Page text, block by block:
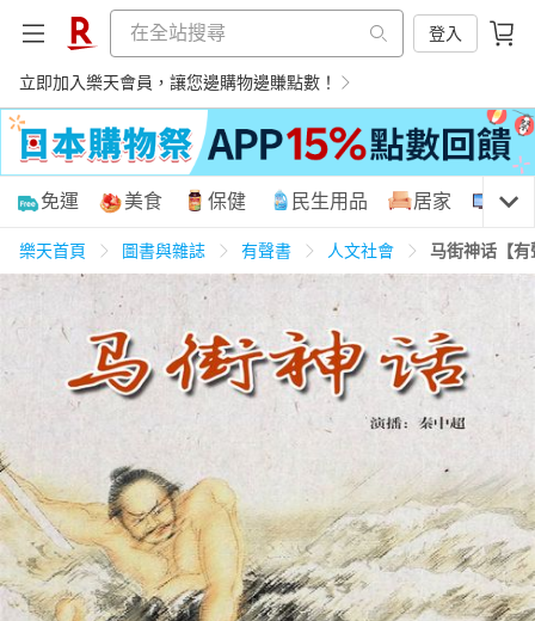
登入
立即加入樂天會員，讓您邊購物邊賺點數！
購物網分類
美食蛋糕 養生保健 民生用品
3C家電 運動休閒 親子玩具
女裝 男裝 化妝保養 情趣用品
免運 美食 保健 民生用品 居家 3C
樂天首頁 圖書與雜誌 有聲書 人文社會 马街神话【有